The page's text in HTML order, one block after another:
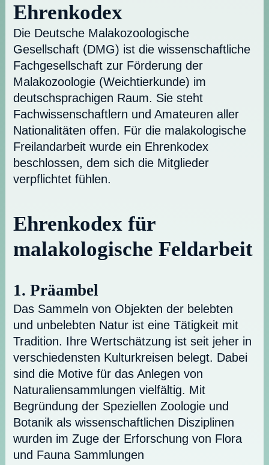
Ehrenkodex
Die Deutsche Malakozoologische
Gesellschaft (DMG) ist die wissenschaftliche
Fachgesellschaft zur Förderung der
Malakozoologie (Weichtierkunde) im
deutschsprachigen Raum. Sie steht
Fachwissenschaftlern und Amateuren aller
Nationalitäten offen. Für die malakologische
Freilandarbeit wurde ein Ehrenkodex
beschlossen, dem sich die Mitglieder
verpflichtet fühlen.
Ehrenkodex für
malakologische Feldarbeit
1. Präambel
Das Sammeln von Objekten der belebten
und unbelebten Natur ist eine Tätigkeit mit
Tradition. Ihre Wertschätzung ist seit jeher in
verschiedensten Kulturkreisen belegt. Dabei
sind die Motive für das Anlegen von
Naturaliensammlungen vielfältig. Mit
Begründung der Speziellen Zoologie und
Botanik als wissenschaftlichen Disziplinen
wurden im Zuge der Erforschung von Flora
und Fauna Sammlungen